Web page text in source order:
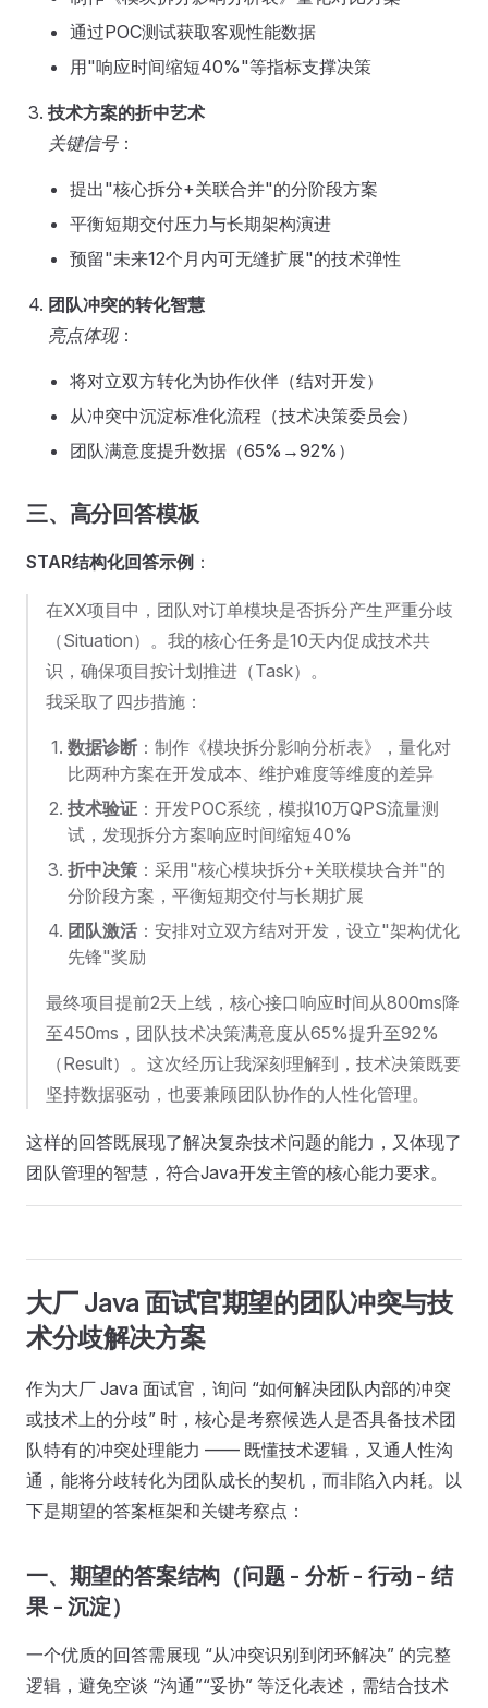
通过POC测试获取客观性能数据
用"响应时间缩短40%"等指标支撑决策
技术方案的折中艺术
关键信号：
提出"核心拆分+关联合并"的分阶段方案
平衡短期交付压力与长期架构演进
预留"未来12个月内可无缝扩展"的技术弹性
团队冲突的转化智慧
亮点体现：
将对立双方转化为协作伙伴（结对开发）
从冲突中沉淀标准化流程（技术决策委员会）
团队满意度提升数据（65%→92%）
三、高分回答模板
STAR结构化回答示例 ：
在XX项目中，团队对订单模块是否拆分产生严重分歧
（Situation）。我的核心任务是10天内促成技术共
识，确保项目按计划推进（Task）。
我采取了四步措施：
数据诊断 ：制作《模块拆分影响分析表》，量化对
比两种方案在开发成本、维护难度等维度的差异
技术验证 ：开发POC系统，模拟10万QPS流量测
试，发现拆分方案响应时间缩短40%
折中决策 ：采用"核心模块拆分+关联模块合并"的
分阶段方案，平衡短期交付与长期扩展
团队激活 ：安排对立双方结对开发，设立"架构优化
先锋"奖励
最终项目提前2天上线，核心接口响应时间从800ms降
至450ms，团队技术决策满意度从65%提升至92%
（Result）。这次经历让我深刻理解到，技术决策既要
坚持数据驱动，也要兼顾团队协作的人性化管理。
这样的回答既展现了解决复杂技术问题的能力，又体现了
团队管理的智慧，符合Java开发主管的核心能力要求。
大厂 Java 面试官期望的团队冲突与技
术分歧解决方案
作为大厂 Java 面试官，询问 “如何解决团队内部的冲突
或技术上的分歧” 时，核心是考察候选人是否具备技术团
队特有的冲突处理能力 —— 既懂技术逻辑，又通人性沟
通，能将分歧转化为团队成长的契机，而非陷入内耗。以
下是期望的答案框架和关键考察点：
一、期望的答案结构（问题 - 分析 - 行动 - 结
果 - 沉淀）
一个优质的回答需展现 “从冲突识别到闭环解决” 的完整
逻辑，避免空谈 “沟通”“妥协” 等泛化表述，需结合技术